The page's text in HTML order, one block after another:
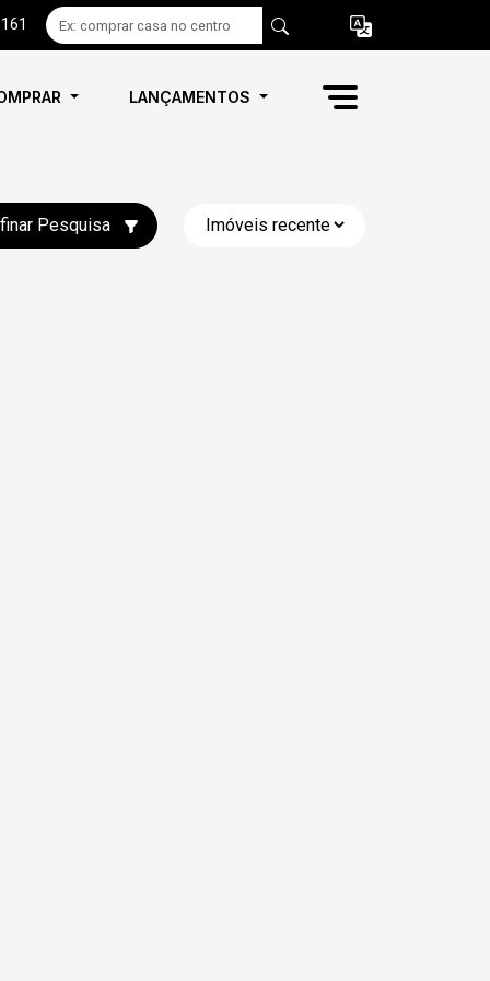
LANÇAMENTOS
Pesquisa